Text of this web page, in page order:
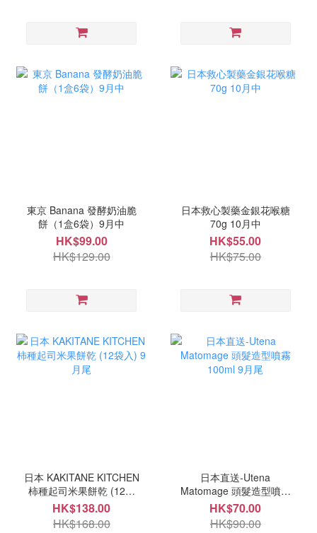
東京 Banana 發酵奶油脆
餅（1盒6袋）9月中
HK$99.00
HK$129.00
日本救心製藥金銀花喉糖
70g 10月中
HK$55.00
HK$75.00
日本 KAKITANE KITCHEN
柿種起司米果餅乾 (12袋
入) 9月尾
HK$138.00
HK$168.00
日本直送-Utena
Matomage 頭髮造型噴霧
100ml 9月尾
HK$70.00
HK$90.00